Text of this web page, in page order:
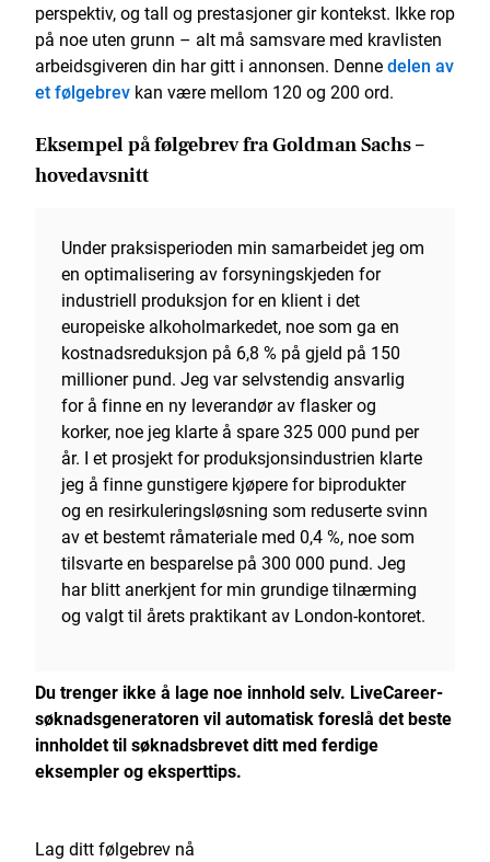
perspektiv, og tall og prestasjoner gir kontekst. Ikke rop
på noe uten grunn – alt må samsvare med kravlisten
arbeidsgiveren din har gitt i annonsen. Dennedelen av
et følgebrev kan være mellom 120 og 200 ord.
Eksempel på følgebrev fra Goldman Sachs –
hovedavsnitt
Under praksisperioden min samarbeidet jeg om
en optimalisering av forsyningskjeden for
industriell produksjon for en klient i det
europeiske alkoholmarkedet, noe som ga en
kostnadsreduksjon på 6,8 % på gjeld på 150
millioner pund. Jeg var selvstendig ansvarlig
for å finne en ny leverandør av flasker og
korker, noe jeg klarte å spare 325 000 pund per
år. I et prosjekt for produksjonsindustrien klarte
jeg å finne gunstigere kjøpere for biprodukter
og en resirkuleringsløsning som reduserte svinn
av et bestemt råmateriale med 0,4 %, noe som
tilsvarte en besparelse på 300 000 pund. Jeg
har blitt anerkjent for min grundige tilnærming
og valgt til årets praktikant av London-kontoret.
Du trenger ikke å lage noe innhold selv. LiveCareer-
søknadsgeneratorenvil automatisk foreslå det beste
innholdet til søknadsbrevet ditt med ferdige
eksempler og eksperttips.
Lag ditt følgebrev nå